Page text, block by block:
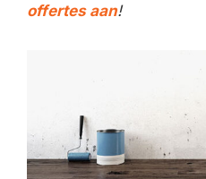
offertes aan!